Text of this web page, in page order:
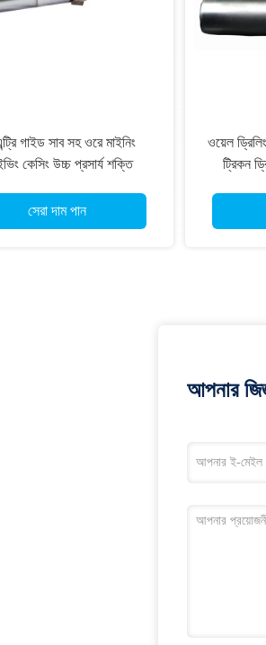
গাইড সাব সহ ওরে মাইনিং
কেসিং উচ্চ প্রসার্য শক্তি
সেরা দাম পান
ওয়েল
ট্রিকন
আপনার